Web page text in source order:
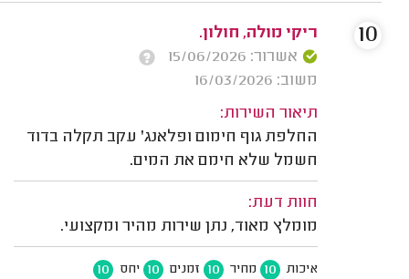
ריקי מולה, חולון.
אשרור: 15/06/2026
משוב: 16/03/2026
תיאור השירות:
החלפת גוף חימום ופלאנג' עקב תקלה בדוד
חשמל שלא חימם את המים.
חוות דעת:
מומלץ מאוד, נתן שירות מהיר ומקצועי.
איכות 10 מחיר 10 זמנים 10 יחס 10
10